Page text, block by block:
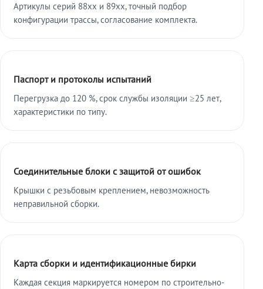
Артикулы серий 88xx и 89xx, точный подбор
конфигурации трассы, согласование комплекта.
Паспорт и протоколы испытаний
Перегрузка до 120 %, срок службы изоляции ≥25 лет,
характеристики по типу.
Соединительные блоки с защитой от ошибок
Крышки с резьбовым креплением, невозможность
неправильной сборки.
Карта сборки и идентификационные бирки
Каждая секция маркируется номером по строительно-